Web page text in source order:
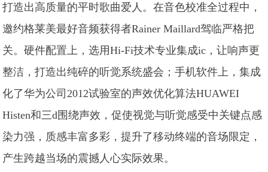
打造出高质量的平时歌曲爱人。在音色校准全过程中，
邀约格莱美最好音频获得者Rainer Maillard驾临严格把
关。硬件配置上，选用Hi-Fi技术专业集成ic，让响声更
整洁，打造出纯碎的听觉系统盛会；手机软件上，集成
化了华为公司2012试验室的声效优化算法HUAWEI
Histen和三d围绕声效，促使视觉与听觉感受中关键点感
染力强，质感丰富多彩，提升了移动终端的音场限定，
产生跨越当场的震撼人心实际效果。